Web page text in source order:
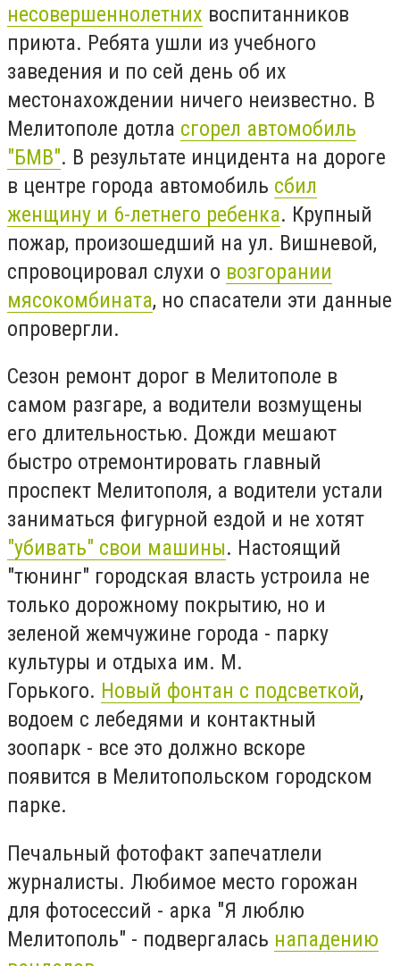
несовершеннолетних воспитанников
приюта. Ребята ушли из учебного
заведения и по сей день об их
местонахождении ничего неизвестно. В
Мелитополе дотла сгорел автомобиль
"БМВ". В результате инцидента на дороге
в центре города автомобиль сбил
женщину и 6-летнего ребенка. Крупный
пожар, произошедший на ул. Вишневой,
спровоцировал слухи о возгорании
мясокомбината, но спасатели эти данные
опровергли.
Сезон ремонт дорог в Мелитополе в
самом разгаре, а водители возмущены
его длительностью. Дожди мешают
быстро отремонтировать главный
проспект Мелитополя, а водители устали
заниматься фигурной ездой и не хотят
"убивать" свои машины. Настоящий
"тюнинг" городская власть устроила не
только дорожному покрытию, но и
зеленой жемчужине города - парку
культуры и отдыха им. М.
Горького. Новый фонтан с подсветкой,
водоем с лебедями и контактный
зоопарк - все это должно вскоре
появится в Мелитопольском городском
парке.
Печальный фотофакт запечатлели
журналисты. Любимое место горожан
для фотосессий - арка "Я люблю
Мелитополь" - подвергалась нападению